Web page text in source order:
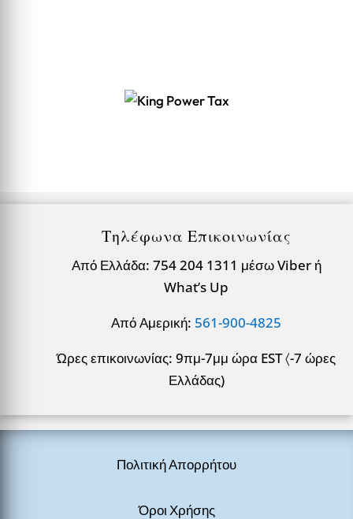
Τηλέφωνα Επικοινωνίας
Από Ελλάδα: 754 204 1311 μέσω Viber ή
What’s Up
Από Αμερική: 561-900-4825
Ώρες επικοινωνίας: 9πμ-7μμ ώρα EST 〈-7 ώρες
Ελλάδας)
Πολιτική Απορρήτου
Όροι Χρήσης